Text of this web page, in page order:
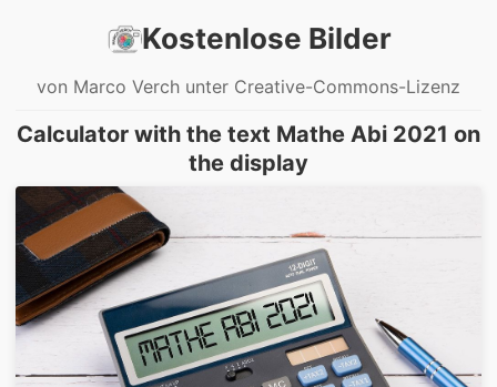
Kostenlose Bilder
von Marco Verch unter Creative-Commons-Lizenz
Calculator with the text Mathe Abi 2021 on
the display